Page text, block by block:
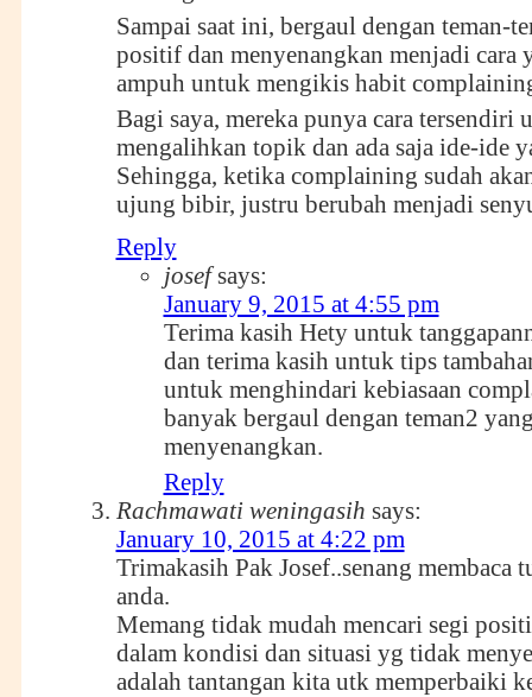
Sampai saat ini, bergaul dengan teman-
positif dan menyenangkan menjadi cara
ampuh untuk mengikis habit
Bagi saya, mereka punya cara tersendiri
mengalihkan topik dan ada saja ide-ide
Sehingga, ketika complaining sudah
ujung bibir, justru berubah menjadi
Reply
josef says:
January 9, 2015 at 4:55 pm
Terima kasih Hety untuk
dan terima kasih untuk tips
untuk menghindari kebiasaan
banyak bergaul dengan teman2
menyenangkan.
Reply
Rachmawati weningasih says:
January 10, 2015 at 4:22 pm
Trimakasih Pak Josef..senang membaca
anda.
Memang tidak mudah mencari segi
dalam kondisi dan situasi yg tidak
adalah tantangan kita utk memperbaiki